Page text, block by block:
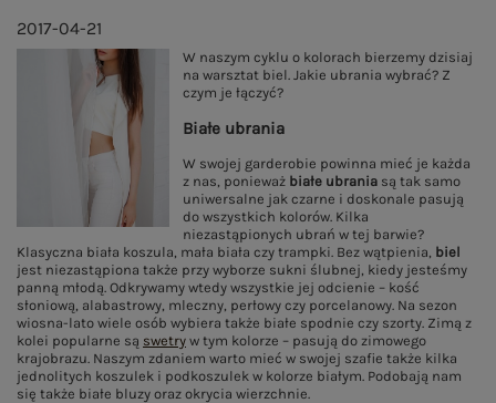
2017-04-21
W naszym cyklu o kolorach bierzemy dzisiaj
na warsztat biel. Jakie ubrania wybrać? Z
czym je łączyć?
Białe ubrania
W swojej garderobie powinna mieć je każda
z nas, ponieważ białe ubraniasą tak samo
uniwersalne jak czarne i doskonale pasują
do wszystkich kolorów. Kilka
niezastąpionych ubrań w tej barwie?
Klasyczna biała koszula, mała biała czy trampki. Bez wątpienia, biel
jest niezastąpiona także przy wyborze sukni ślubnej, kiedy jesteśmy
panną młodą. Odkrywamy wtedy wszystkie jej odcienie – kość
słoniową, alabastrowy, mleczny, perłowy czy porcelanowy. Na sezon
wiosna-lato wiele osób wybiera także białe spodnie czy szorty. Zimą z
kolei popularne są swetry w tym kolorze – pasują do zimowego
krajobrazu. Naszym zdaniem warto mieć w swojej szafie także kilka
jednolitych koszulek i podkoszulek w kolorze białym. Podobają nam
się także białe bluzy oraz okrycia wierzchnie.